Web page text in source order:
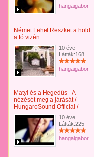
hangaigabor
Német Lehel:Reszket a hold
a tó vizén
10 éve
Látták:168
hangaigabor
Matyi és a Hegedűs - A
nézését meg a járását /
HungaroSound Official /
10 éve
Látták:225
hangaigabor